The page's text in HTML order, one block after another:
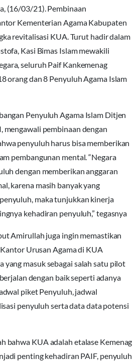
(16/03/21). Pembinaan
Kementerian Agama Kabupaten
revitalisasi KUA. Turut hadir dalam
Kasi Bimas Islam mewakili
seluruh Paif Kankemenag
orang dan 8 Penyuluh Agama Islam
Penyuluh Agama Islam Ditjen
mengawali pembinaan dengan
penyuluh harus bisa memberikan
pembangunan mental. “Negara
dengan memberikan anggaran
karena masih banyak yang
maka tunjukkan kinerja
kehadiran penyuluh,” tegasnya
Amirullah juga ingin memastikan
Urusan Agama di KUA
yang masuk sebagai salah satu pilot
dengan baik seperti adanya
piket Penyuluh, jadwal
penyuluh serta data data potensi
bahwa KUA adalah etalase Kemenag
penting kehadiran PAIF, penyuluh